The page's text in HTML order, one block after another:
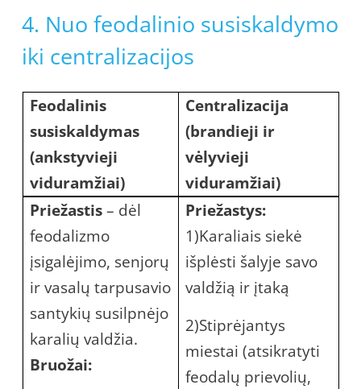
4. Nuo feodalinio susiskaldymo
iki centralizacijos
Feodalinis
susiskaldymas
(ankstyvieji
viduramžiai)
Centralizacija
(brandieji ir
vėlyvieji
viduramžiai)
Priežastis– dėl
feodalizmo
įsigalėjimo, senjorų
ir vasalų tarpusavio
santykių susilpnėjo
karalių valdžia.
Bruožai:
Priežastys:
1)Karaliais siekė
išplėsti šalyje savo
valdžią ir įtaką
2)Stiprėjantys
miestai (atsikratyti
feodalų prievolių,